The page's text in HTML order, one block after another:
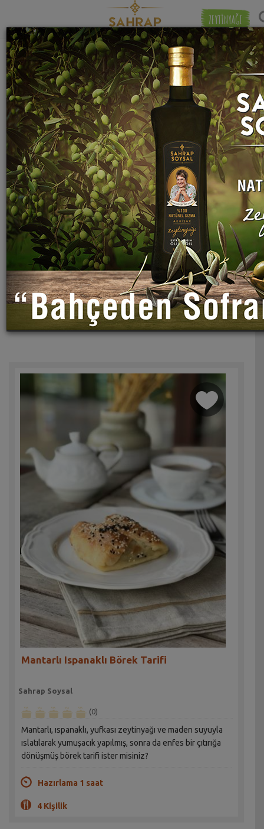
ZEYTİNYAĞI
"maden suyu" etiketiyle eşleşen (16) tarif
bulundu.
Eşleşmeye
Mantarlı Ispanaklı Börek Tarifi
Sahrap Soysal
(0)
Mantarlı, ıspanaklı, yufkası zeytinyağı ve maden suyuyla
ıslatılarak yumuşacık yapılmış, sonra da enfes bir çıtırığa
dönüşmüş börek tarifi ister misiniz?
Hazırlama 1 saat
4 Kişilik